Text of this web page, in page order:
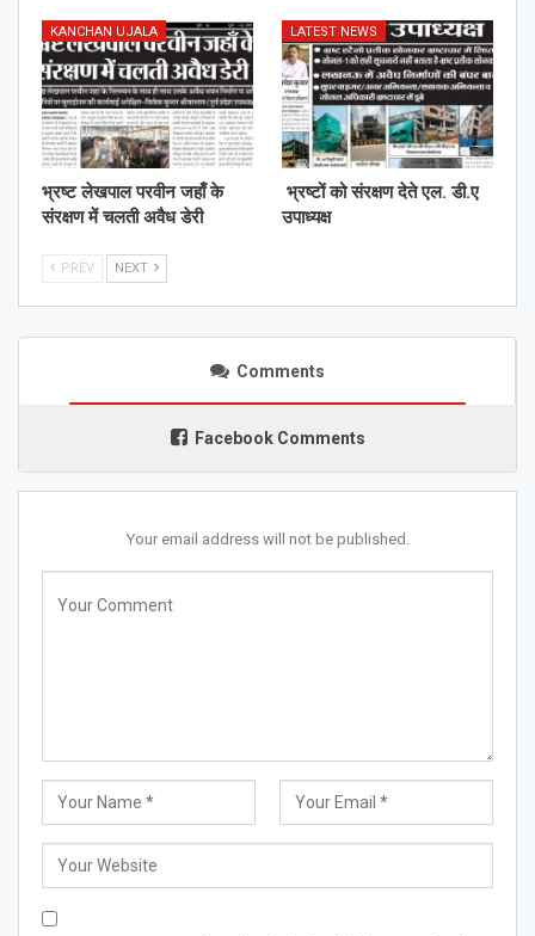
KANCHAN UJALA
भ्रष्ट लेखपाल परवीन जहाँ के
संरक्षण में चलती अवैध डेरी
LATEST NEWS
भ्रष्टों को संरक्षण देते एल. डी.ए
उपाध्यक्ष
PREV NEXT
Comments
Facebook Comments
Your email address will not be published.